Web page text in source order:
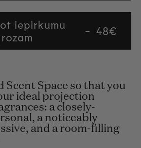
iepirkumu
Regular
48€
Scent Space so that you
ideal projection
a closely-
a noticeably
and a room-filling